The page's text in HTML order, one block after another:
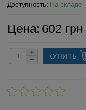
Доступность: На складе
Цена: 602 грн
КУПИТЬ